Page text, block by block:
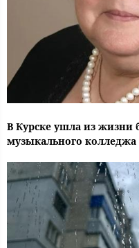
В Курске ушла из
музыкального